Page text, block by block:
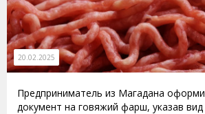
20.02.2025
Предприниматель из Магадана
документ на говяжий фарш, указав